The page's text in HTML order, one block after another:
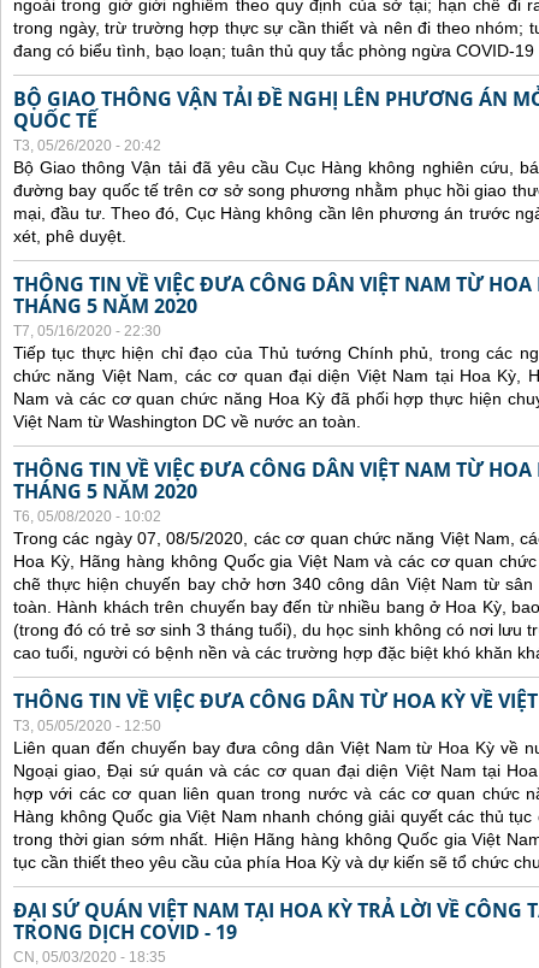
ngoài trong giờ giới nghiêm theo quy định của sở tại; hạn chế đi
trong ngày, trừ trường hợp thực sự cần thiết và nên đi theo nhóm; t
đang có biểu tình, bạo loạn; tuân thủ quy tắc phòng ngừa COVID-
BỘ GIAO THÔNG VẬN TẢI ĐỀ NGHỊ LÊN PHƯƠNG ÁN
QUỐC TẾ
T3, 05/26/2020 - 20:42
Bộ Giao thông Vận tải đã yêu cầu Cục Hàng không nghiên cứu,
đường bay quốc tế trên cơ sở song phương nhằm phục hồi giao
mại, đầu tư. Theo đó, Cục Hàng không cần lên phương án trước
xét, phê duyệt.
THÔNG TIN VỀ VIỆC ĐƯA CÔNG DÂN VIỆT NAM TỪ HOA
THÁNG 5 NĂM 2020
T7, 05/16/2020 - 22:30
Tiếp tục thực hiện chỉ đạo của Thủ tướng Chính phủ, trong các
chức năng Việt Nam, các cơ quan đại diện Việt Nam tại Hoa Kỳ,
Nam và các cơ quan chức năng Hoa Kỳ đã phối hợp thực hiện
Việt Nam từ Washington DC về nước an toàn.
THÔNG TIN VỀ VIỆC ĐƯA CÔNG DÂN VIỆT NAM TỪ HOA
THÁNG 5 NĂM 2020
T6, 05/08/2020 - 10:02
Trong các ngày 07, 08/5/2020, các cơ quan chức năng Việt Nam,
Hoa Kỳ, Hãng hàng không Quốc gia Việt Nam và các cơ quan
chẽ thực hiện chuyến bay chở hơn 340 công dân Việt Nam từ
toàn. Hành khách trên chuyến bay đến từ nhiều bang ở Hoa Kỳ,
(trong đó có trẻ sơ sinh 3 tháng tuổi), du học sinh không có nơi lưu
cao tuổi, người có bệnh nền và các trường hợp đặc biệt khó khăn
THÔNG TIN VỀ VIỆC ĐƯA CÔNG DÂN TỪ HOA KỲ VỀ
T3, 05/05/2020 - 12:50
Liên quan đến chuyến bay đưa công dân Việt Nam từ Hoa Kỳ về
Ngoại giao, Đại sứ quán và các cơ quan đại diện Việt Nam tại
hợp với các cơ quan liên quan trong nước và các cơ quan chức
Hàng không Quốc gia Việt Nam nhanh chóng giải quyết các thủ
trong thời gian sớm nhất. Hiện Hãng hàng không Quốc gia Việt
tục cần thiết theo yêu cầu của phía Hoa Kỳ và dự kiến sẽ tổ chức
ĐẠI SỨ QUÁN VIỆT NAM TẠI HOA KỲ TRẢ LỜI VỀ CÔNG
TRONG DỊCH COVID - 19
CN, 05/03/2020 - 18:35